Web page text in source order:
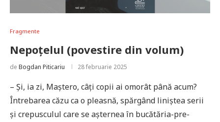
Fragmente
Nepoțelul (povestire din volum)
de Bogdan Piticariu 28 februarie 2025
– Și, ia zi, Maștero, câți copii ai omorât până acum?
Întrebarea căzu ca o pleasnă, spărgând liniștea serii
și crepusculul care se așternea în bucătăria-pre-